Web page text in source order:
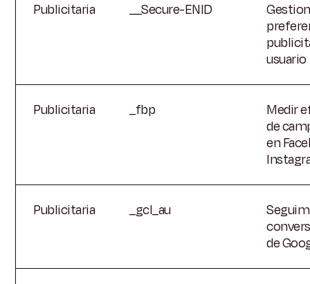
Publicitaria __Secure-ENID
usuario
Publicitaria _fbp
Medir
de
en
Publicitaria _gcl_au
de